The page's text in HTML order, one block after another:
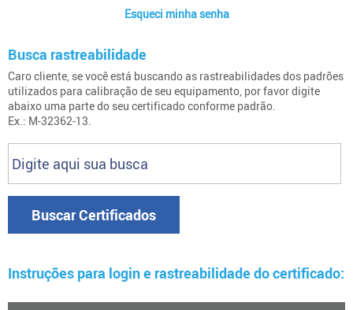
Esqueci minha senha
Busca rastreabilidade
Caro cliente, se você está buscando as rastreabilidades dos padrões
utilizados para calibração de seu equipamento, por favor digite
abaixo uma parte do seu certificado conforme padrão.
Ex.: M-32362-13.
Buscar Certificados
Instruções para login e rastreabilidade do certificado: